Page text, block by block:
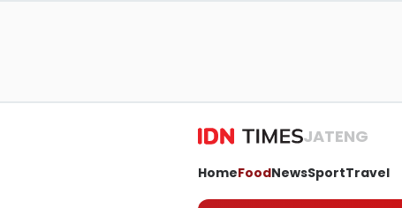
JATENG
HomeFoodNewsSportTravel